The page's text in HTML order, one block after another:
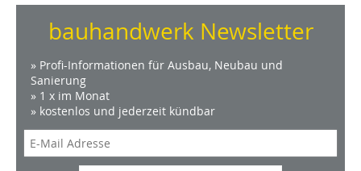
bauhandwerk Newsletter
» Profi-Informationen für Ausbau, Neubau und
Sanierung
» 1 x im Monat
» kostenlos und jederzeit kündbar